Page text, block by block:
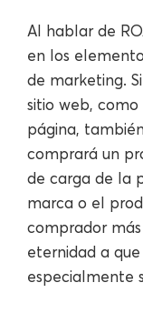
Al hablar de
en los
de marketing.
sitio web,
página,
comprará un
de carga de la
marca o el
comprador
eternidad a
especialmente